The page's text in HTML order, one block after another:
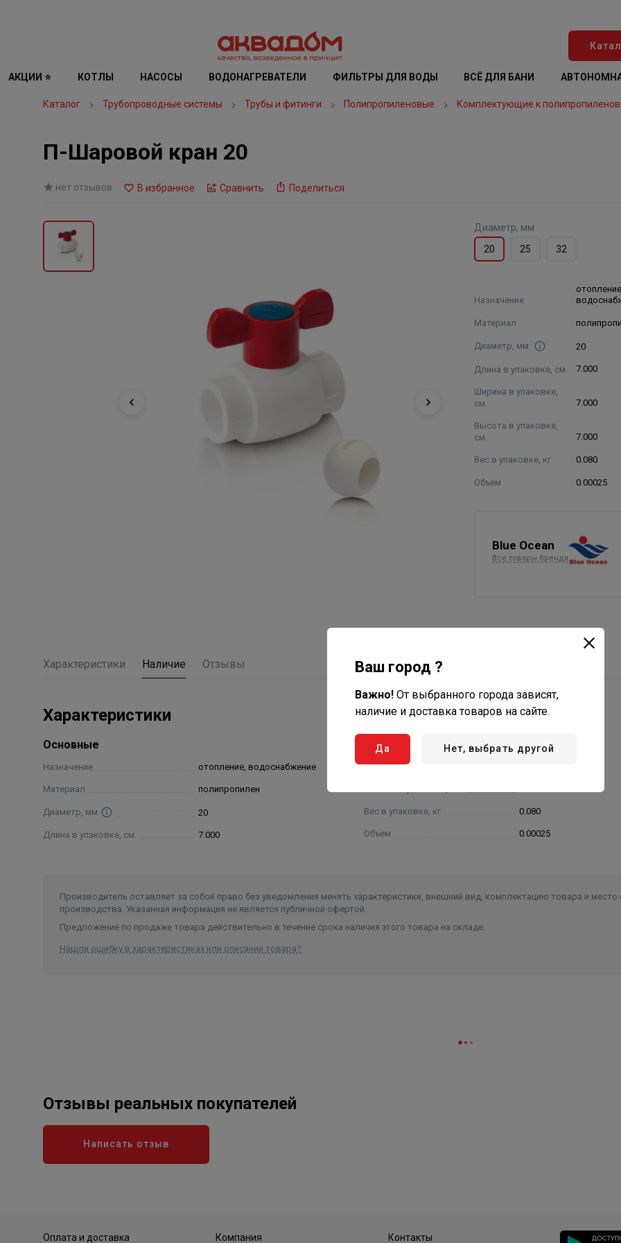
АКЦИИ ⭐ КОТЛЫ НАСОСЫ ВОДОНАГРЕВАТЕЛИ ФИЛЬТРЫ ДЛЯ ВОДЫ ВСЁ ДЛЯ БАНИ
Каталог Трубопроводные системы Трубы и фитинги Полипропиленовые Комплектующие к
П-Шаровой кран 20
нет отзывов В избранное Сравнить Поделиться
Диаметр, мм
20
25 32
Назначение
Материал
Диаметр, мм 20
Длина в упаковке, см. 7.000
Ширина в упаковке,
см.
7.000
Высота в упаковке,
см.
7.000
Вес в упаковке, кг 0.080
Объем 0.00025
Blue Ocean
Все товары бренда
Характеристики Наличие Отзывы
Характеристики
Основные
Назначение отопление, водоснабжение
Материал полипропилен
Диаметр, мм 20
Длина в упаковке, см. 7.000
Ширина в упаковке, см.
Вес в упаковке, кг 0.080
Объем 0.00025
Производитель оставляет за собой право без уведомления менять характеристики, внешний вид, комплектацию товара и место
производства. Указанная информация не является публичной офертой.
Предложение по продаже товара действительно в течение срока наличия этого товара на складе.
Нашли ошибку в характеристиках или описании товара?
Отзывы реальных покупателей
Написать отзыв
Оплата и доставка Компания Контакты
Ваш город ?
Важно! От выбранного города зависят,
наличие и доставка товаров на сайте.
Да Нет, выбрать другой